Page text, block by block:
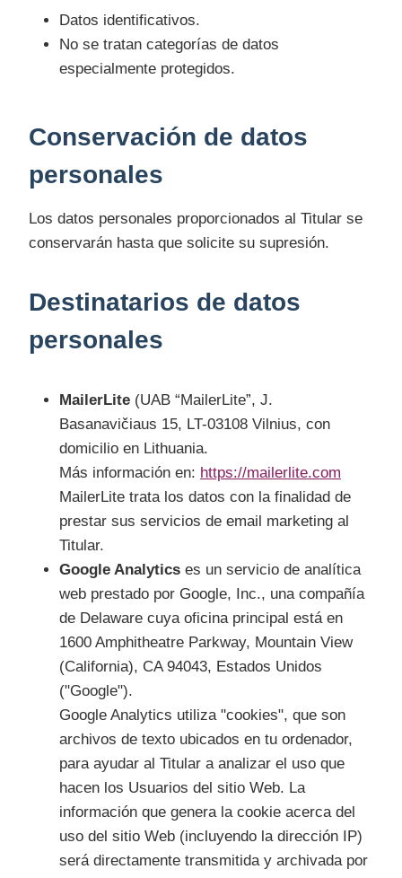
Datos identificativos.
No se tratan categorías de datos
especialmente protegidos.
Conservación de datos
personales
Los datos personales proporcionados al Titular se
conservarán hasta que solicite su supresión.
Destinatarios de datos
personales
MailerLite (UAB “MailerLite”, J.
Basanavičiaus 15, LT-03108 Vilnius, con
domicilio en Lithuania.
Más información en: https://mailerlite.com
MailerLite trata los datos con la finalidad de
prestar sus servicios de email marketing al
Titular.
Google Analytics es un servicio de analítica
web prestado por Google, Inc., una compañía
de Delaware cuya oficina principal está en
1600 Amphitheatre Parkway, Mountain View
(California), CA 94043, Estados Unidos
("Google").
Google Analytics utiliza "cookies", que son
archivos de texto ubicados en tu ordenador,
para ayudar al Titular a analizar el uso que
hacen los Usuarios del sitio Web. La
información que genera la cookie acerca del
uso del sitio Web (incluyendo la dirección IP)
será directamente transmitida y archivada por